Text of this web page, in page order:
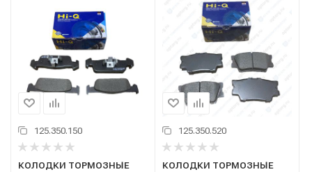
125.350.150
КОЛОДКИ ТОРМОЗНЫЕ
125.350.520
КОЛОДКИ ТОРМОЗНЫЕ